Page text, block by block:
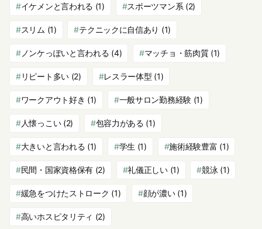
イケメンと言われる (1) スポーツマン系 (2)
スリム (1) テクニックに自信あり (1)
ノンケっぽいと言われる (4) マッチョ・筋肉質(1)
リピート多い(2) レスラー体型 (1)
ワークアウト好き (1) 一般サロン勤務経験(1)
人懐っこい(2) 包容力がある (1)
大きいと言われる (1) 学生 (1) 施術経験豊富 (1)
民間・国家資格保有 (2) 礼儀正しい(1) 競泳 (1)
緩急をつけたストローク (1) 顔が濃い(1)
高いホスピタリティ (2)